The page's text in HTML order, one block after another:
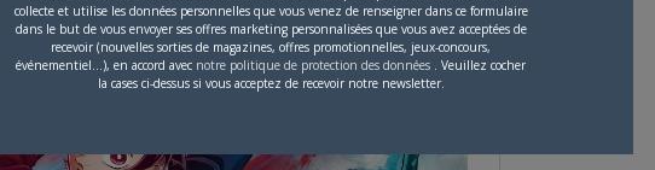
collecte et utilise les données personnelles que vous venez de renseigner dans ce formulaire
dans le but de vous envoyer ses offres marketing personnalisées que vous avez acceptées de
recevoir (nouvelles sorties de magazines, offres promotionnelles, jeux-concours,
événementiel...), en accord avec notre politique de protection des données . Veuillez cocher
la cases ci-dessus si vous acceptez de recevoir notre newsletter.